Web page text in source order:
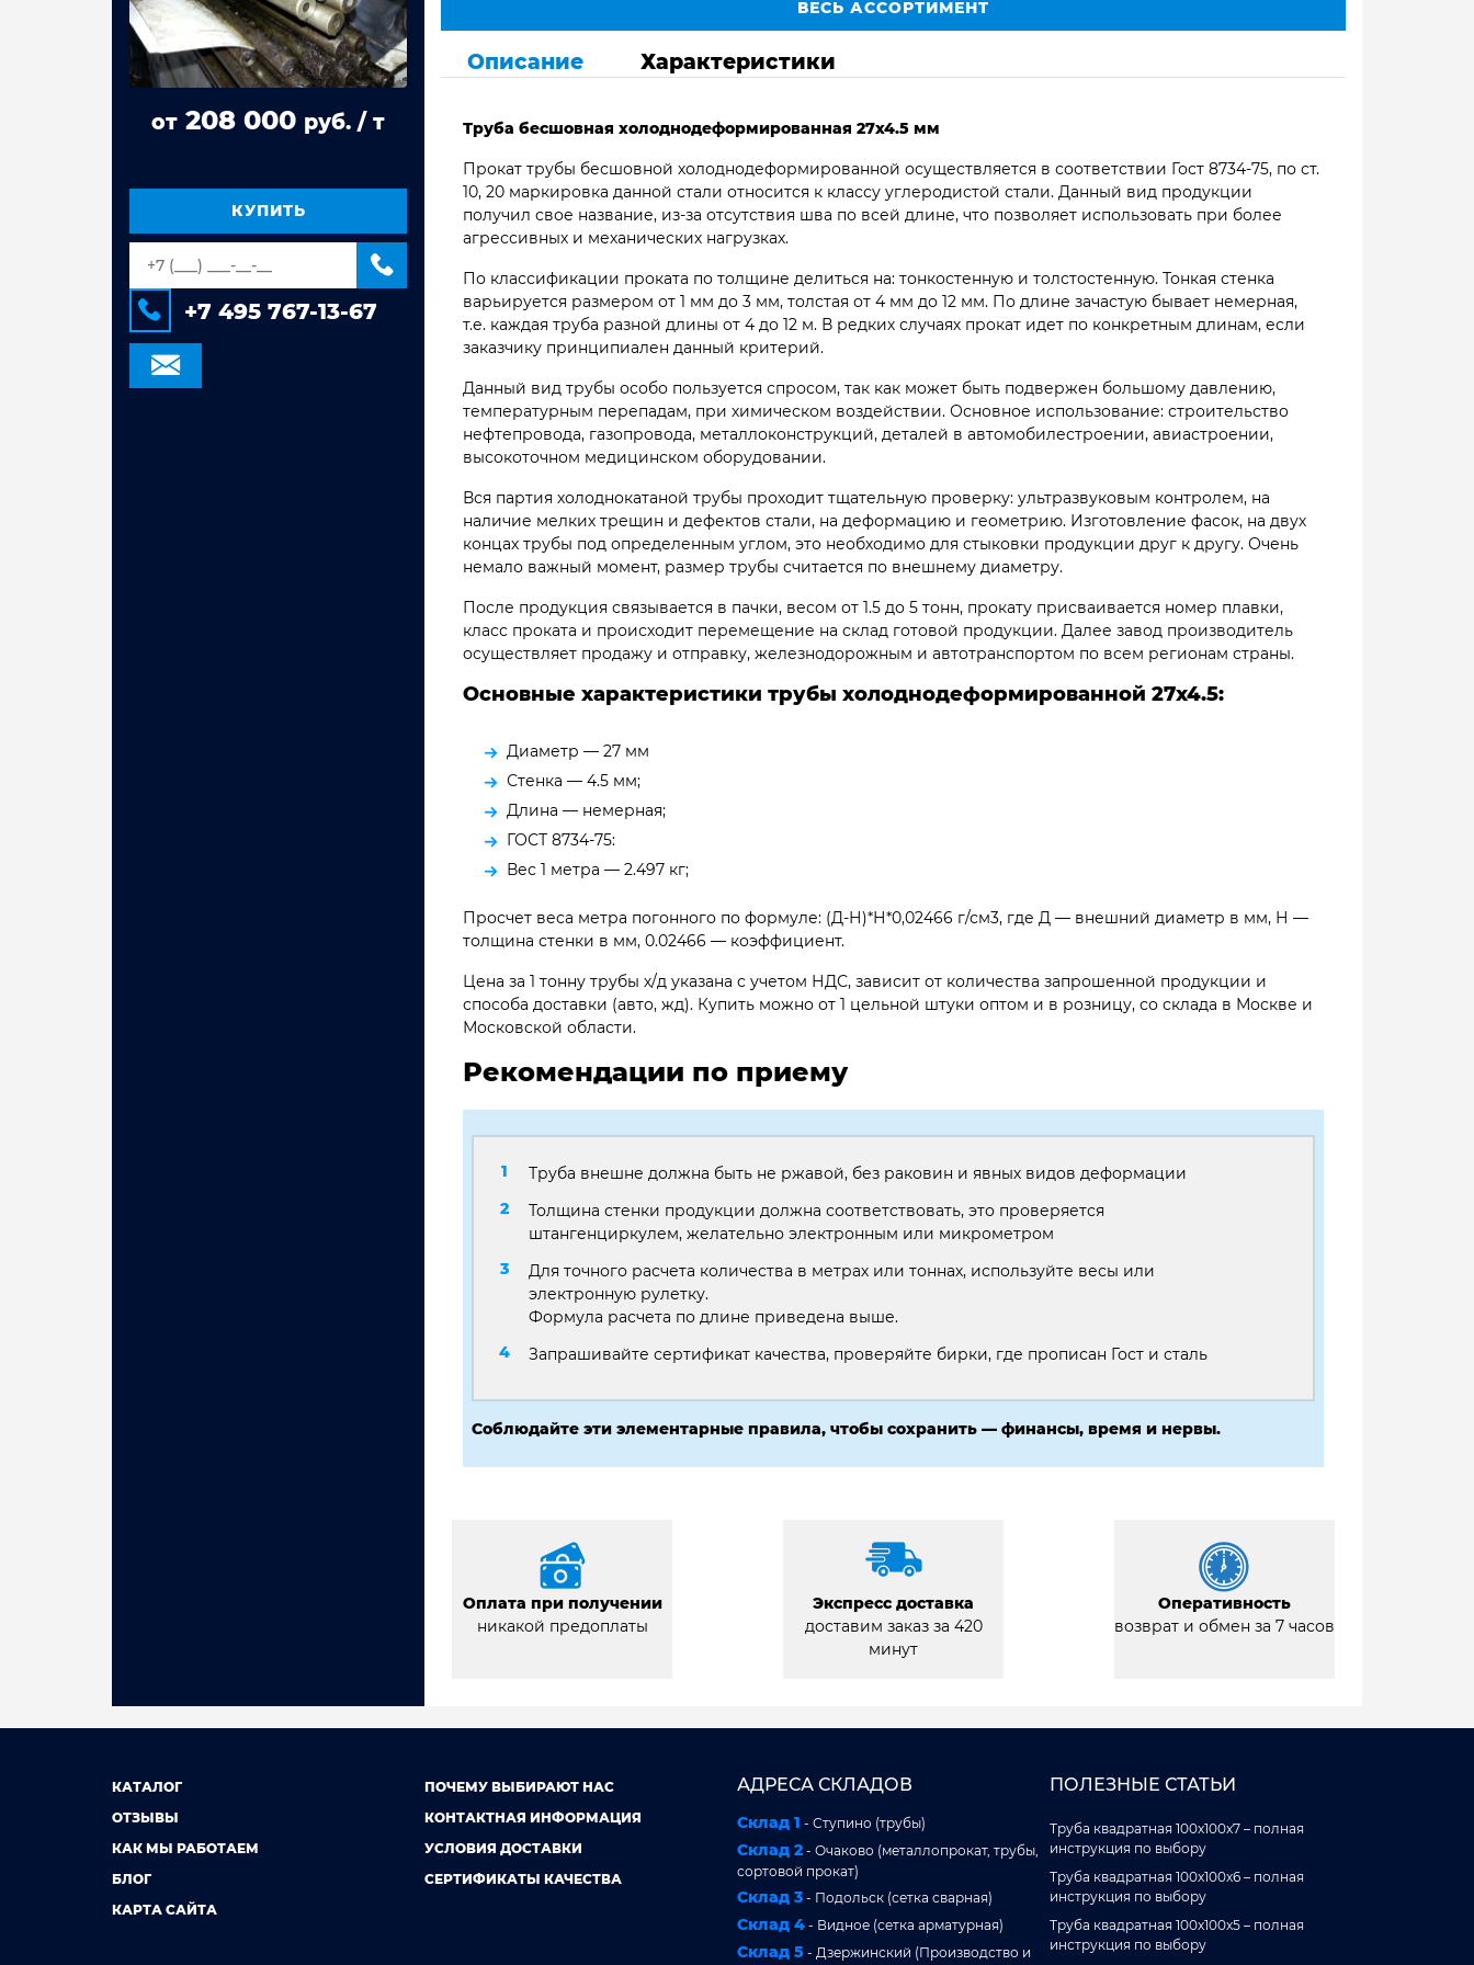
Труба стальная ВГП
Труба квадратная сталь 3сп/пс
Труба электросварная Гост 10704,
Труба оцинкованная
Труба стальная электросварная
от 208 000 руб. / т
КУПИТЬ
+7 495 767-13-67
ВЕСЬ АССОРТИМЕНТ
Описание Характеристики
Труба бесшовная холоднодеформированная 27х4.5 мм
Прокат трубы бесшовной холоднодеформированной осуществляется в соответствии Гост 8734-75, по ст.
10, 20 маркировка данной стали относится к классу углеродистой стали. Данный вид продукции
получил свое название, из-за отсутствия шва по всей длине, что позволяет использовать при более
агрессивных и механических нагрузках.
По классификации проката по толщине делиться на: тонкостенную и толстостенную. Тонкая стенка
варьируется размером от 1 мм до 3 мм, толстая от 4 мм до 12 мм. По длине зачастую бывает немерная,
т.е. каждая труба разной длины от 4 до 12 м. В редких случаях прокат идет по конкретным длинам, если
заказчику принципиален данный критерий.
Данный вид трубы особо пользуется спросом, так как может быть подвержен большому давлению,
температурным перепадам, при химическом воздействии. Основное использование: строительство
нефтепровода, газопровода, металлоконструкций, деталей в автомобилестроении, авиастроении,
высокоточном медицинском оборудовании.
Вся партия холоднокатаной трубы проходит тщательную проверку: ультразвуковым контролем, на
наличие мелких трещин и дефектов стали, на деформацию и геометрию. Изготовление фасок, на двух
концах трубы под определенным углом, это необходимо для стыковки продукции друг к другу. Очень
немало важный момент, размер трубы считается по внешнему диаметру.
После продукция связывается в пачки, весом от 1.5 до 5 тонн, прокату присваивается номер плавки,
класс проката и происходит перемещение на склад готовой продукции. Далее завод производитель
осуществляет продажу и отправку, железнодорожным и автотранспортом по всем регионам страны.
Основные характеристики трубы холоднодеформированной 27х4.5:
Диаметр — 27 мм
Стенка — 4.5 мм;
Длина — немерная;
ГОСТ 8734-75:
Вес 1 метра — 2.497 кг;
Просчет веса метра погонного по формуле: (Д-Н)*Н*0,02466 г/см3, где Д — внешний диаметр в мм, Н —
толщина стенки в мм, 0.02466 — коэффициент.
Цена за 1 тонну трубы х/д указана с учетом НДС, зависит от количества запрошенной продукции и
способа доставки (авто, жд). Купить можно от 1 цельной штуки оптом и в розницу, со склада в Москве и
Московской области.
Рекомендации по приему
Труба внешне должна быть не ржавой, без раковин и явных видов деформации
Толщина стенки продукции должна соответствовать, это проверяется
штангенциркулем, желательно электронным или микрометром
Для точного расчета количества в метрах или тоннах, используйте весы или
электронную рулетку.
Формула расчета по длине приведена выше.
Запрашивайте сертификат качества, проверяйте бирки, где прописан Гост и сталь
Соблюдайте эти элементарные правила, чтобы сохранить — финансы, время и нервы.
Оплата при получении
никакой предоплаты
Экспресс доставка
доставим заказ за 420
минут
Оперативность
возврат и обмен за 7 часов
КАТАЛОГ
ОТЗЫВЫ
КАК МЫ РАБОТАЕМ
БЛОГ
КАРТА САЙТА
ПОЧЕМУ ВЫБИРАЮТ НАС
КОНТАКТНАЯ ИНФОРМАЦИЯ
УСЛОВИЯ ДОСТАВКИ
СЕРТИФИКАТЫ КАЧЕСТВА
АДРЕСА СКЛАДОВ
Склад 1 - Ступино (трубы)
Склад 2 - Очаково (металлопрокат, трубы,
сортовой прокат)
Склад 3 - Подольск (сетка сварная)
Склад 4 - Видное (сетка арматурная)
Склад 5 - Дзержинский (Производство и
ПОЛЕЗНЫЕ СТАТЬИ
Труба квадратная 100x100x7 – полная
инструкция по выбору
Труба квадратная 100x100x6 – полная
инструкция по выбору
Труба квадратная 100x100x5 – полная
инструкция по выбору